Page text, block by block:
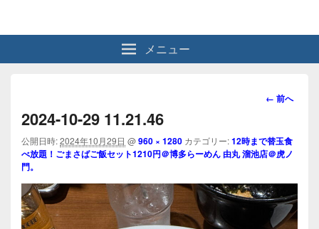
メニュー
画
ビ
ゲ
シ
ョ
ン
← 前へ
2024-10-29 11.21.46
公開日時:2024年10月29日 @960 × 1280 カテゴリー:12時まで替玉食
べ放題！ごまさばご飯セット1210円＠博多らーめん 由丸 溜池店＠虎ノ
門。